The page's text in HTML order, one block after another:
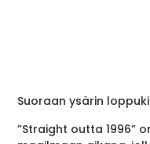
Suoraan ysärin
”Straight outta 1996”